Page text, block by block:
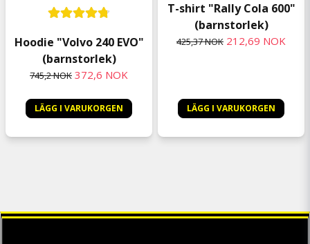
Hoodie "Volvo 240 EVO"
(barnstorlek)
745,2 NOK 372,6 NOK
LÄGG I VARUKORGEN
T-shirt "Rally Cola 600"
(barnstorlek)
425,37 NOK 212,69 NOK
LÄGG I VARUKORGEN